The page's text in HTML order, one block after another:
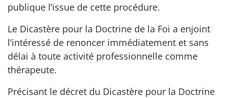
publique l’issue de cette procédure.
Le Dicastère pour la Doctrine de la Foi a enjoint
l’intéressé de renoncer immédiatement et sans
délai à toute activité professionnelle comme
thérapeute.
Précisant le décret du Dicastère pour la Doctrine